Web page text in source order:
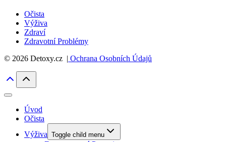
Očista
Výživa
Zdraví
Zdravotní Problémy
© 2026 Detoxy.cz | Ochrana Osobních Údajů
Úvod
Očista
Výživa Toggle child menu